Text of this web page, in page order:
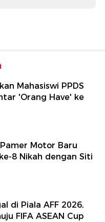
Mahasiswi PPDS
'Orang Have' ke
Motor Baru
8 Nikah dengan Siti
di Piala AFF 2026,
FIFA ASEAN Cup